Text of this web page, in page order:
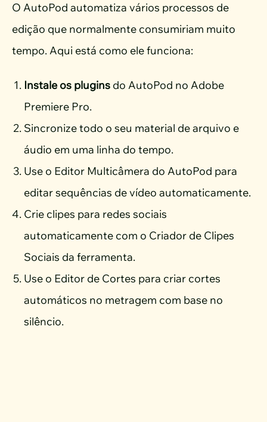
O AutoPod automatiza vários processos de
edição que normalmente consumiriam muito
tempo. Aqui está como ele funciona:
Instale os plugins do AutoPod no Adobe
Premiere Pro.
Sincronize todo o seu material de arquivo e
áudio em uma linha do tempo.
Use o Editor Multicâmera do AutoPod para
editar sequências de vídeo automaticamente.
Crie clipes para redes sociais
automaticamente com o Criador de Clipes
Sociais da ferramenta.
Use o Editor de Cortes para criar cortes
automáticos no metragem com base no
silêncio.